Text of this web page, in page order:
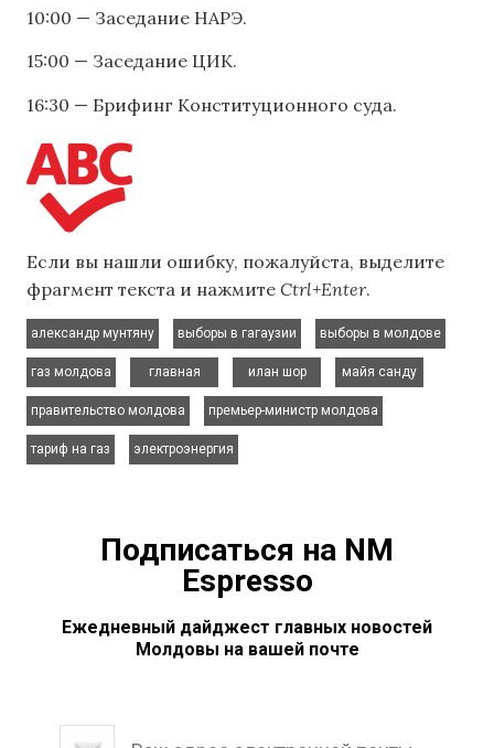
10:00 — Заседание НАРЭ.
15:00 — Заседание ЦИК.
16:30 — Брифинг Конституционного суда.
Если вы нашли ошибку, пожалуйста, выделите
фрагмент текста и нажмите Ctrl+Enter.
александр мунтяну
выборы в гагаузии
выборы в молдове
газ молдова
главная
илан шор
майя санду
правительство молдова
премьер-министр молдова
тариф на газ
электроэнергия
Подписаться на NM
Espresso
Ежедневный дайджест главных новостей
Молдовы на вашей почте